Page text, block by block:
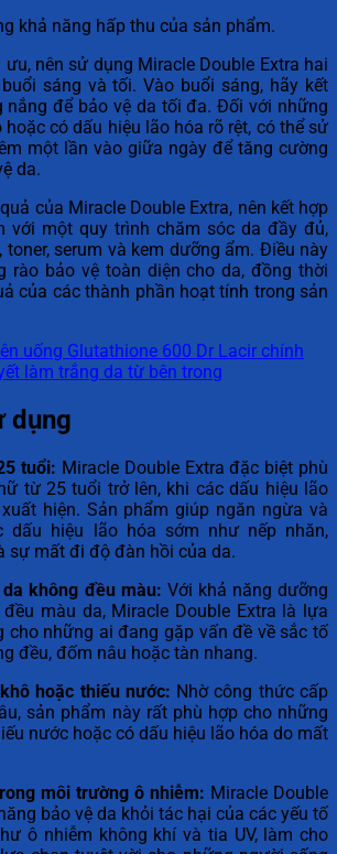
khả năng hấp thu của sản phẩm.
nên sử dụng Miracle Double Extra hai
sáng và tối. Vào buổi sáng, hãy kết
nắng để bảo vệ da tối đa. Đối với những
có dấu hiệu lão hóa rõ rệt, có thể sử
một lần vào giữa ngày để tăng cường
da.
của Miracle Double Extra, nên kết hợp
với một quy trình chăm sóc da đầy đủ,
toner, serum và kem dưỡng ẩm. Điều này
rào bảo vệ toàn diện cho da, đồng thời
của các thành phần hoạt tính trong sản
uống Glutathione 600 Dr Lacir chính
làm trắng da từ bên trong
dụng
tuổi: Miracle Double Extra đặc biệt phù
từ 25 tuổi trở lên, khi các dấu hiệu lão
hiện. Sản phẩm giúp ngăn ngừa và
dấu hiệu lão hóa sớm như nếp nhăn,
sự mất đi độ đàn hồi của da.
không đều màu: Với khả năng dưỡng
màu da, Miracle Double Extra là lựa
cho những ai đang gặp vấn đề về sắc tố
đều, đốm nâu hoặc tàn nhang.
hoặc thiếu nước: Nhờ công thức cấp
sản phẩm này rất phù hợp cho những
nước hoặc có dấu hiệu lão hóa do mất
môi trường ô nhiễm: Miracle Double
bảo vệ da khỏi tác hại của các yếu tố
ô nhiễm không khí và tia UV, làm cho